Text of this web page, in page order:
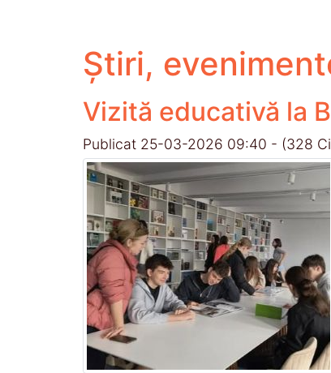
Știri,
Vizită educativă la
Publicat 25-03-2026 09:40 - (328